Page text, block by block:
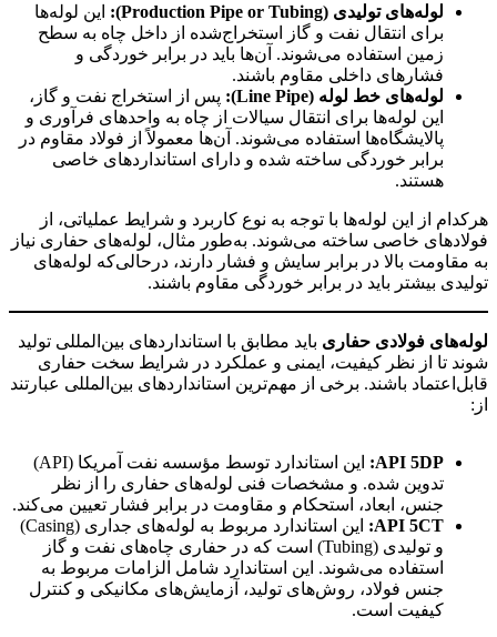
لوله‌های تولیدی (Production Pipe or Tubing):
این لوله‌ها
برای انتقال نفت و گاز استخراج‌شده از داخل چاه به سطح
زمین استفاده می‌شوند. آن‌ها باید در برابر خوردگی و
فشارهای داخلی مقاوم باشند.
لوله‌های خط لوله (Line Pipe):
پس از استخراج نفت و گاز،
این لوله‌ها برای انتقال سیالات از چاه به واحدهای فرآوری و
پالایشگاه‌ها استفاده می‌شوند. آن‌ها معمولاً از فولاد مقاوم در
برابر خوردگی ساخته شده و دارای استانداردهای خاصی
هستند.
هرکدام از این لوله‌ها با توجه به نوع کاربرد و شرایط عملیاتی، از
فولادهای خاصی ساخته می‌شوند. به‌طور مثال، لوله‌های حفاری نیاز
به مقاومت بالا در برابر سایش و فشار دارند، درحالی‌که لوله‌های
تولیدی بیشتر باید در برابر خوردگی مقاوم باشند.
لوله‌های فولادی حفاری باید مطابق با استانداردهای بین‌المللی تولید
شوند تا از نظر کیفیت، ایمنی و عملکرد در شرایط سخت حفاری
قابل‌اعتماد باشند. برخی از مهم‌ترین استانداردهای بین‌المللی عبارتند
از:
API 5DP:
این استاندارد توسط مؤسسه نفت آمریکا (API)
تدوین شده. و مشخصات فنی لوله‌های حفاری را از نظر
جنس، ابعاد، استحکام و مقاومت در برابر فشار تعیین می‌کند.
API 5CT:
این استاندارد مربوط به لوله‌های جداری (Casing)
و تولیدی (Tubing) است که در حفاری چاه‌های نفت و گاز
استفاده می‌شوند. این استاندارد شامل الزامات مربوط به
جنس فولاد، روش‌های تولید، آزمایش‌های مکانیکی و کنترل
کیفیت است.